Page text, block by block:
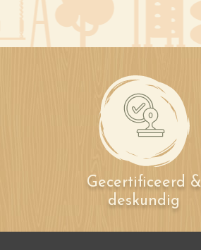
Gecertificeerd &
deskundig